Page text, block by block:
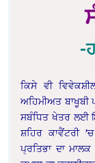
-
ਕਿਸੇ ਵੀ
ਅਹਿਮੀਅਤ ਬਾਖੂਬੀ
ਸਬੰਧਿਤ ਖੇਤਰ ਲਈ
ਸ਼ਹਿਰ ਕਾਵੈਂਟਰੀ
ਪ੍ਰਤਿਭਾ ਦਾ